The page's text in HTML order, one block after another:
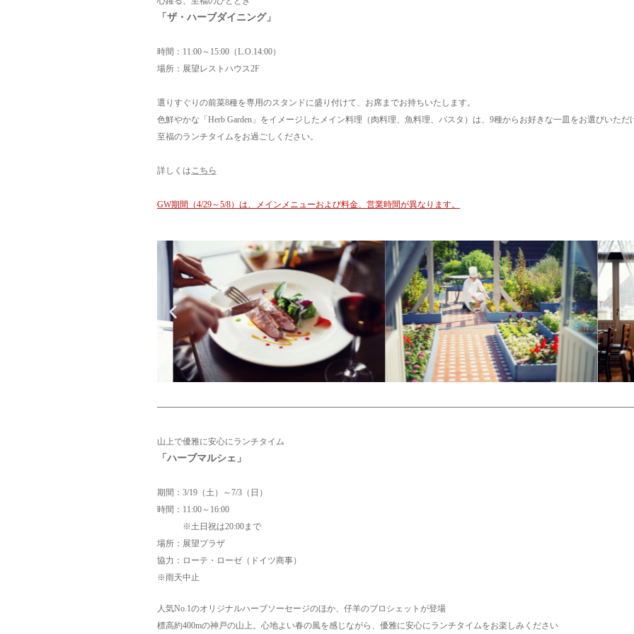
「ザ・ハーブダイニング」
時間：11:00～15:00（L.O.14:00）
場所：展望レストハウス2F
選りすぐりの前菜8種を専用のスタンドに盛り付けて、お席までお持ちいたします。
色鮮やかな「Herb Garden」をイメージしたメイン料理（肉料理、魚料理、パスタ）は、9種からお好きな一皿をお選びいただ
至福のランチタイムをお過ごしください。
詳しくはこちら
GW期間（4/29～5/8）は、メインメニューおよび料金、営業時間が異なります。
山上で優雅に安心にランチタイム
「ハーブマルシェ」
期間：3/19（土）～7/3（日）
時間：11:00～16:00
※土日祝は20:00まで
場所：展望プラザ
協力：ローテ・ローゼ（ドイツ商事）
※雨天中止
人気No.1のオリジナルハーブソーセージのほか、仔羊のブロシェットが登場
標高約400mの神戸の山上。心地よい春の風を感じながら、優雅に安心にランチタイムをお楽しみください